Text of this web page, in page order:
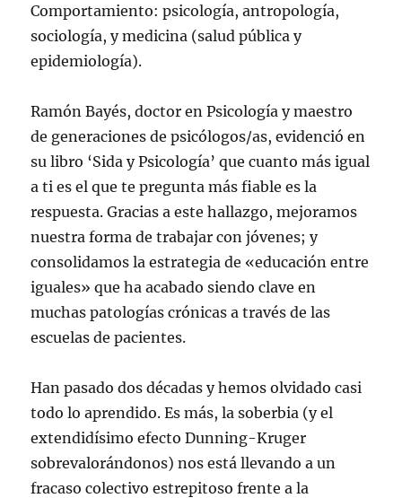
Comportamiento: psicología, antropología,
sociología, y medicina (salud pública y
epidemiología).
Ramón Bayés, doctor en Psicología y maestro
de generaciones de psicólogos/as, evidenció en
su libro ‘Sida y Psicología’ que cuanto más igual
a ti es el que te pregunta más fiable es la
respuesta. Gracias a este hallazgo, mejoramos
nuestra forma de trabajar con jóvenes; y
consolidamos la estrategia de «educación entre
iguales» que ha acabado siendo clave en
muchas patologías crónicas a través de las
escuelas de pacientes.
Han pasado dos décadas y hemos olvidado casi
todo lo aprendido. Es más, la soberbia (y el
extendidísimo efecto Dunning-Kruger
sobrevalorándonos) nos está llevando a un
fracaso colectivo estrepitoso frente a la